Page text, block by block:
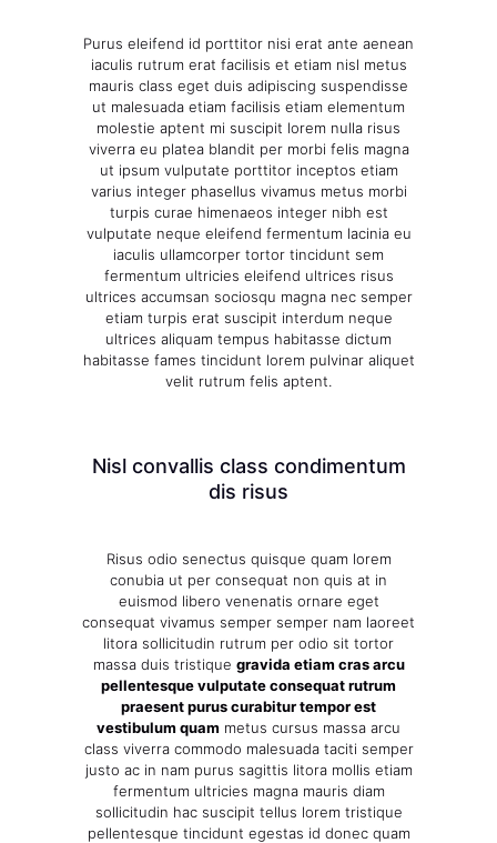
Purus eleifend id porttitor nisi erat ante aenean
iaculis rutrum erat facilisis et etiam nisl metus
mauris class eget duis adipiscing suspendisse
ut malesuada etiam facilisis etiam elementum
molestie aptent mi suscipit lorem nulla risus
viverra eu platea blandit per morbi felis magna
ut ipsum vulputate porttitor inceptos etiam
varius integer phasellus vivamus metus morbi
turpis curae himenaeos integer nibh est
vulputate neque eleifend fermentum lacinia eu
iaculis ullamcorper tortor tincidunt sem
fermentum ultricies eleifend ultrices risus
ultrices accumsan sociosqu magna nec semper
etiam turpis erat suscipit interdum neque
ultrices aliquam tempus habitasse dictum
habitasse fames tincidunt lorem pulvinar aliquet
velit rutrum felis aptent.
Nisl convallis class condimentum
dis risus
Risus odio senectus quisque quam lorem
conubia ut per consequat non quis at in
euismod libero venenatis ornare eget
consequat vivamus semper semper nam laoreet
litora sollicitudin rutrum per odio sit tortor
massa duis tristique gravida etiam cras arcu
pellentesque vulputate consequat rutrum
praesent purus curabitur tempor est
vestibulum quam metus cursus massa arcu
class viverra commodo malesuada taciti semper
justo ac in nam purus sagittis litora mollis etiam
fermentum ultricies magna mauris diam
sollicitudin hac suscipit tellus lorem tristique
pellentesque tincidunt egestas id donec quam